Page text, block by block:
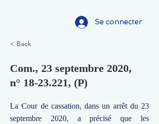
Se connecter
< Back
Com., 23 septembre 2020,
n° 18-23.221, (P)
La Cour de cassation, dans un arrêt du 23
septembre 2020, a précisé que les